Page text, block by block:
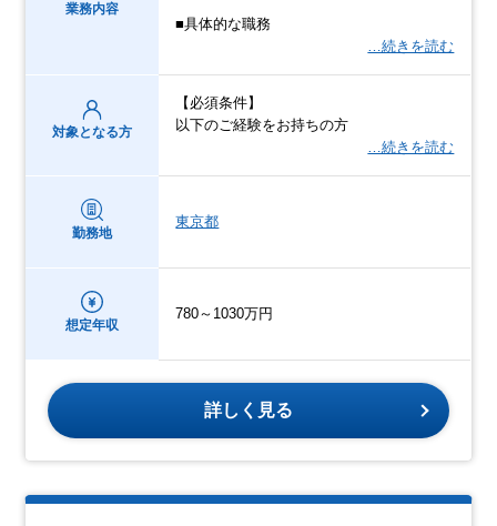
業務内容
■具体的な職務
…続きを読む
対象となる方
【必須条件】
以下のご経験をお持ちの方
…続きを読む
勤務地
東京都
想定年収
780～1030万円
詳しく見る